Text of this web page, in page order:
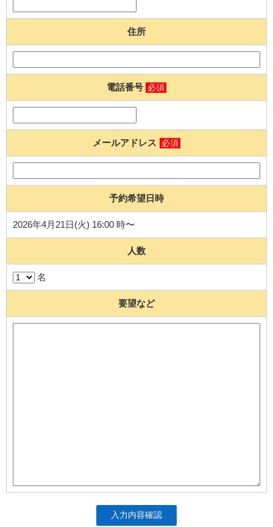
住所
電話番号 必須
メールアドレス 必須
予約希望日時
2026年4月21日(火) 16:00 時〜
人数
名
要望など
入力内容確認